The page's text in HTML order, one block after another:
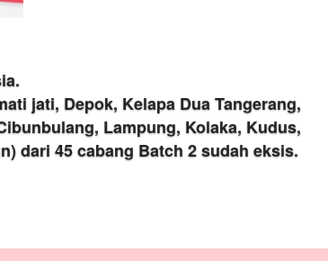
jati, Depok, Kelapa Dua Tangerang,
Lampung, Kolaka, Kudus,
dari 45 cabang Batch 2 sudah eksis.